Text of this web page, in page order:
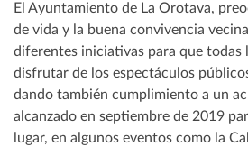
El Ayuntamiento de La Orotava,
de vida y la buena convivencia
diferentes iniciativas para que todas
disfrutar de los espectáculos
dando también cumplimiento a un
alcanzado en septiembre de 2019
lugar, en algunos eventos como la